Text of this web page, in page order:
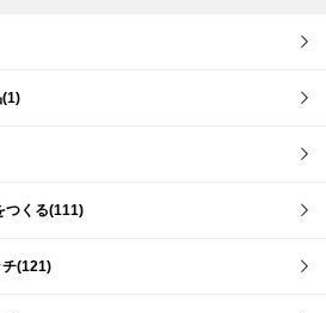
つくる(111)
(121)